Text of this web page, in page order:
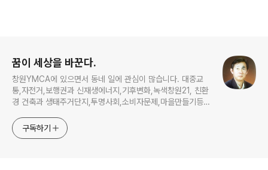
꿈이 세상을 바꾼다.
창원YMCA에 있으면서 동네 일에 관심이 많습니다. 대중교
통,자전거,보행권과 신재생에너지,기후변화,녹색창원21, 친환
경 건축과 생태주거단지,투명사회,소비자문제,마을만들기등...
구독하기